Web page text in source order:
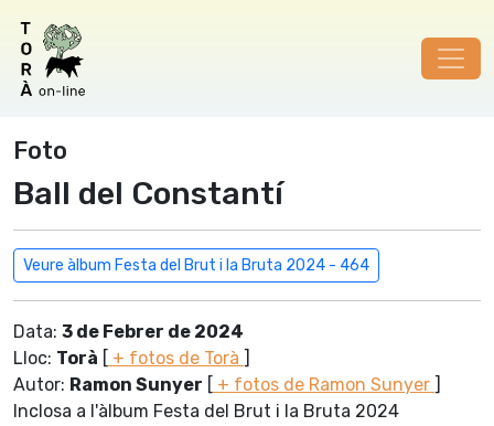
Foto
Ball del Constantí
Veure àlbum Festa del Brut i la Bruta 2024 - 464
Data: 3 de Febrer de 2024
Lloc: Torà [ + fotos de Torà ]
Autor: Ramon Sunyer [ + fotos de Ramon Sunyer ]
Inclosa a l'àlbum Festa del Brut i la Bruta 2024